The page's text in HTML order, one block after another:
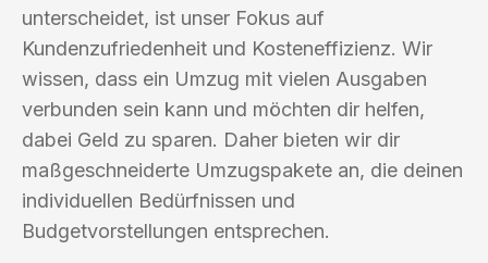
unterscheidet, ist unser Fokus auf
Kundenzufriedenheit und Kosteneffizienz. Wir
wissen, dass ein Umzug mit vielen Ausgaben
verbunden sein kann und möchten dir helfen,
dabei Geld zu sparen. Daher bieten wir dir
maßgeschneiderte Umzugspakete an, die deinen
individuellen Bedürfnissen und
Budgetvorstellungen entsprechen.